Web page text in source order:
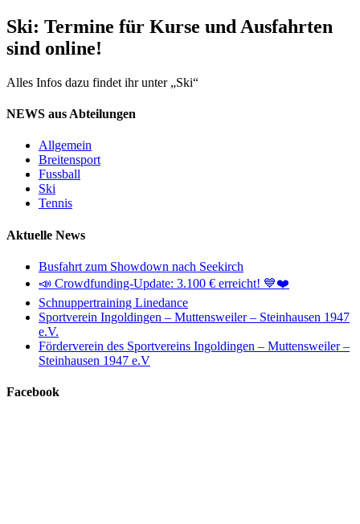
Ski: Termine für Kurse und Ausfahrten
sind online!
Alles Infos dazu findet ihr unter „Ski“
NEWS aus Abteilungen
Allgemein
Breitensport
Fussball
Ski
Tennis
Aktuelle News
Busfahrt zum Showdown nach Seekirch
📣 Crowdfunding-Update: 3.100 € erreicht! 💙❤️
Schnuppertraining Linedance
Sportverein Ingoldingen – Muttensweiler – Steinhausen 1947
e.V.
Förderverein des Sportvereins Ingoldingen – Muttensweiler –
Steinhausen 1947 e.V
Facebook